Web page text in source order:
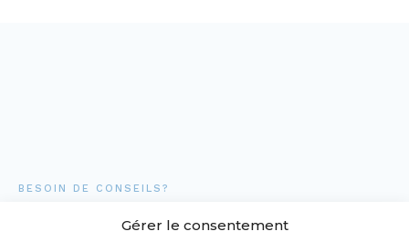
Gérer le consentement
BESOIN DE CONSEILS?
Parlez-nous de votre projet!